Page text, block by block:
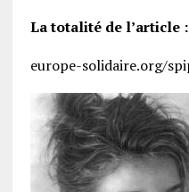
La totalité de l’article :
europe-solidaire.org/